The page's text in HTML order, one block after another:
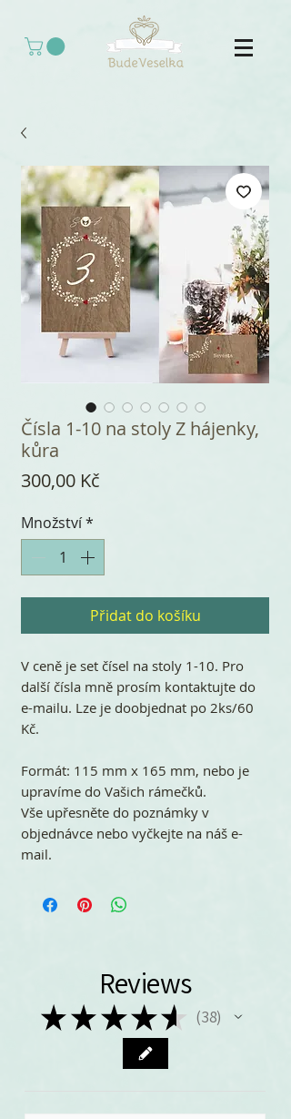
Čísla 1-10 na stoly Z hájenky,
kůra
300,00 Kč
Množství*
Přidat do košíku
V ceně je set čísel na stoly 1-10. Pro
další čísla mně prosím kontaktujte do
e-mailu. Lze je doobjednat po 2ks/60
Kč.
Formát: 115 mm x 165 mm, nebo je
upravíme do Vašich rámečků.
Vše upřesněte do poznámky v
objednávce nebo vyčkejte na náš e-
mail.
Reviews
★ ★★★★ 38
38